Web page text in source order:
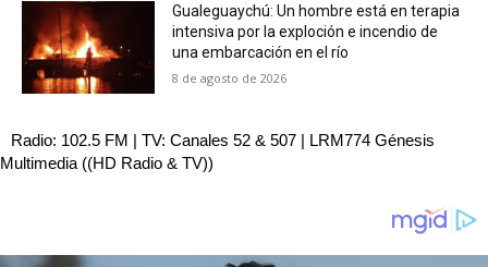
Gualeguaychú: Un hombre está en terapia
intensiva por la exploción e incendio de
una embarcación en el río
8 de agosto de 2026
Radio: 102.5 FM | TV: Canales 52 & 507 | LRM774 Génesis
Multimedia ((HD Radio & TV))